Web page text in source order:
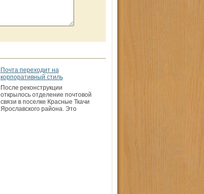
Почта переходит на
корпоративный стиль
После реконструкции
открылось отделение почтовой
связи в поселке Красные Ткачи
Ярославского района. Это